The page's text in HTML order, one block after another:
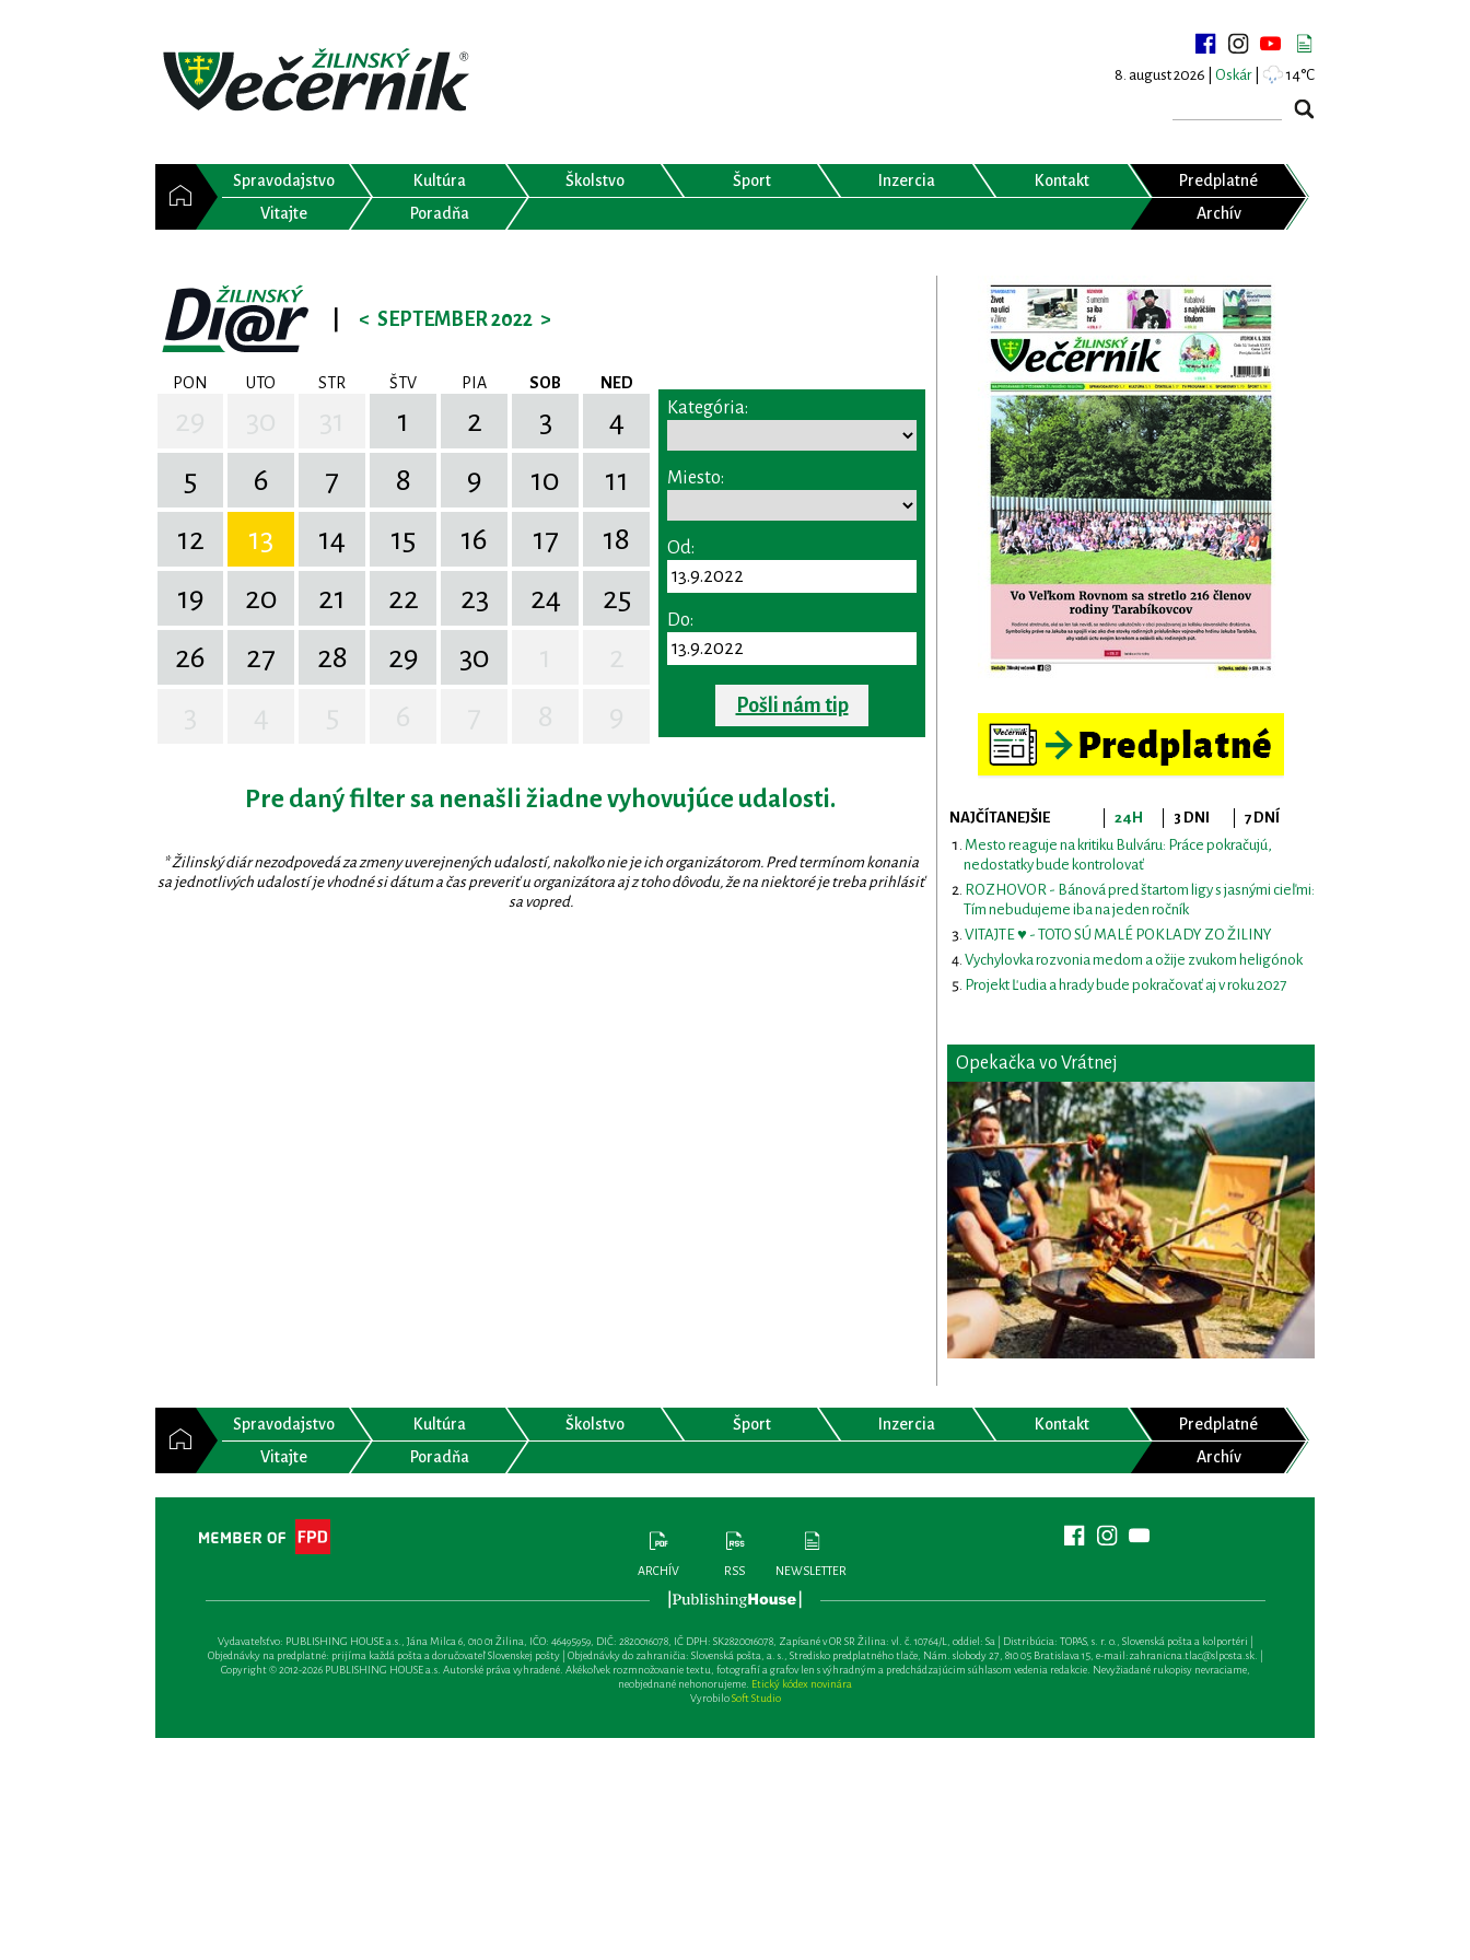
8. august 2026 | Oskár 14°C
Spravodajstvo Kultúra Školstvo Šport Inzercia Kontakt
Predplatné
Vitajte
Poradňa Archív
< SEPTEMBER 2022 >
PON UTO STR ŠTV PIA SOB NED
1 2 3
4
5
6 7 8 9 10
11
12
13 14 15 16 17
18
19
20 21 22 23 24
25
26
27 28 29 30
Kategória:
Miesto:
Od:
Do:
Pošli nám tip
Pre daný filter sa nenašli žiadne vyhovujúce udalosti.
* Žilinský diár nezodpovedá za zmeny uverejnených udalostí, nakoľko nie je ich organizátorom. Pred termínom konania
sa jednotlivých udalostí je vhodné si dátum a čas preveriť u organizátora aj z toho dôvodu, že na niektoré je treba prihlásiť
sa vopred.
NAJČÍTANEJŠIE 24H 3 DNI
7 DNÍ
Mesto reaguje na kritiku Bulváru: Práce pokračujú,
nedostatky bude kontrolovať
ROZHOVOR - Bánová pred štartom ligy s jasnými cieľmi:
Tím nebudujeme iba na jeden ročník
VITAJTE ♥ - TOTO SÚ MALÉ POKLADY ZO ŽILINY
Vychylovka rozvonia medom a ožije zvukom heligónok
Projekt Ľudia a hrady bude pokračovať aj v roku 2027
Opekačka vo Vrátnej
Spravodajstvo Kultúra Školstvo Šport Inzercia Kontakt
Predplatné
Vitajte
Poradňa Archív
ARCHÍV RSS NEWSLETTER
Vydavateľsťvo: PUBLISHING HOUSE a.s., Jána Milca 6, 010 01 Žilina, IČO: 46495959, DIČ: 2820016078, IČ DPH: SK2820016078, Zapísané v OR SR Žilina: vl. č. 10764/L, oddiel: Sa | Distribúcia: TOPAS, s. r. o., Slovenská pošta a kolportéri |
Objednávky na predplatné: prijíma každá pošta a doručovateľ Slovenskej pošty | Objednávky do zahraničia: Slovenská pošta, a. s., Stredisko predplatného tlače, Nám. slobody 27, 810 05 Bratislava 15, e-mail:zahranicna.tlac@slposta.sk. |
Copyright © 2012-2026 PUBLISHING HOUSE a.s. Autorské práva vyhradené. Akékoľvek rozmnožovanie textu, fotografií a grafov len s výhradným a predchádzajúcim súhlasom vedenia redakcie. Nevyžiadané rukopisy nevraciame,
neobjednané nehonorujeme. Etický kódex novinára
VyrobiloSoft Studio